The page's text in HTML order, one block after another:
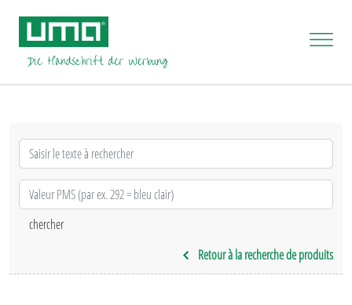
Retour à la recherche de produits